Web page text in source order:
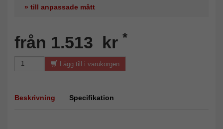
» till anpassade mått
från 1.513 kr *
Lägg till i varukorgen
Beskrivning Specifikation